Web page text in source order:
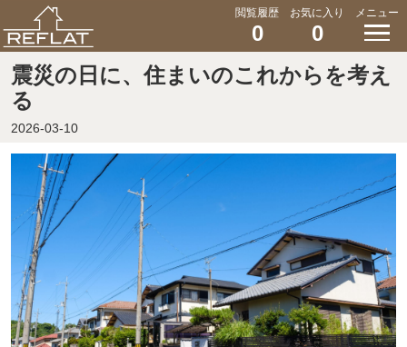
閲覧履歴
0
お気に入り
0
メニュー
震災の日に、住まいのこれからを考え
る
2026-03-10